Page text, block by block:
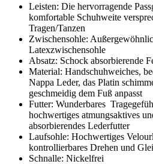
Leisten: Die hervorragende
komfortable Schuhweite
Tragen/Tanzen
Zwischensohle:
Latexzwischensohle
Absatz: Schock absorbierende
Material: Handschuhweiches,
Nappa Leder, das Platin
geschmeidig dem Fuß anpasst
Futter: Wunderbares
hochwertiges atmungsaktives
absorbierendes Lederfutter
Laufsohle: Hochwertiges
kontrollierbares Drehen und
Schnalle: Nickelfrei